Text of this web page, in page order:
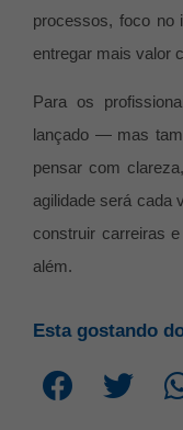
processos, foco no
entregar mais valor
Para os
lançado — mas
pensar com
agilidade será cada
construir carreiras
além.
Esta gostando